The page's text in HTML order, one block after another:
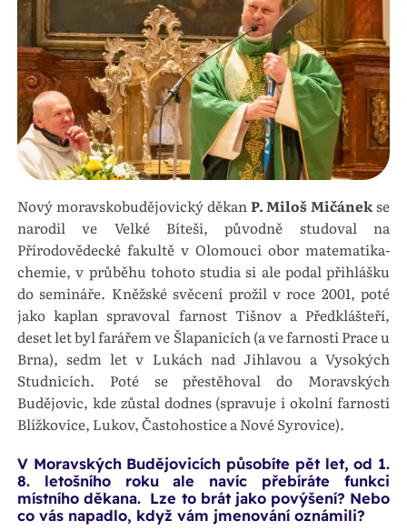
Nový moravskobudějovický děkanP. Miloš Mičánekse
narodil ve Velké Bíteši, původně studoval na
Přírodovědecké fakultě v Olomouci obor matematika-
chemie, v průběhu tohoto studia si ale podal přihlášku
do semináře. Kněžské svěcení prožil v roce 2001, poté
jako kaplan spravoval farnost Tišnov a Předklášteří,
deset let byl farářem ve Šlapanicích (a ve farnosti Prace u
Brna), sedm let v Lukách nad Jihlavou a Vysokých
Studnicích. Poté se přestěhoval do Moravských
Budějovic, kde zůstal dodnes (spravuje i okolní farnosti
Blížkovice, Lukov, Častohostice a Nové Syrovice).
V Moravských Budějovicích působíte pět let, od 1.
8. letošního roku ale navíc přebíráte funkci
místního děkana. Lze to brát jako povýšení? Nebo
co vás napadlo, když vám jmenování oznámili?